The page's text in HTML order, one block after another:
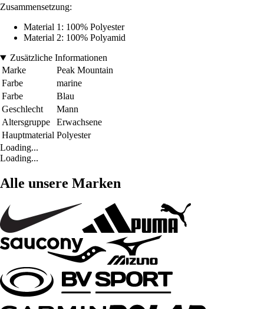
Zusammensetzung:
Material 1: 100% Polyester
Material 2: 100% Polyamid
Zusätzliche Informationen
Marke
Peak Mountain
Farbe
marine
Farbe
Blau
Geschlecht
Mann
Altersgruppe
Erwachsene
Hauptmaterial Polyester
Loading...
Loading...
Alle unsere Marken